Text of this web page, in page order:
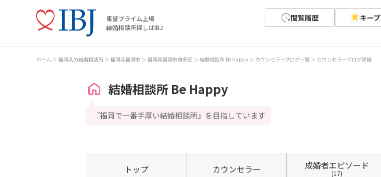
東証プライム上場
結婚相談所探しはIBJ
閲覧履歴 キープ
ホーム 福岡県の結婚相談所 福岡県福岡市 福岡県福岡市博多区 結婚相談所 Be Happy カウンセラーブログ一覧 カウンセラーブログ詳細
結婚相談所 Be Happy
『福岡で一番手厚い結婚相談所』を目指しています
トップ カウンセラー 成婚者エピソード
(17)